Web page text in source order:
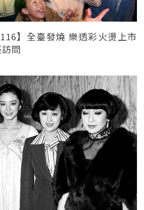
】全臺發燒 樂透彩火燙上市
問